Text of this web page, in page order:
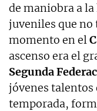
de maniobra a la
juveniles que no
momento en el
ascenso era el
Segunda
jóvenes
temporada,